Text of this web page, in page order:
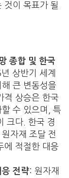
것이 목표가 될
종합 및 한국
상반기 세계
큰 변동성을
격 상승은 한국
수 있으며, 특
크다. 한국 경
자재 조달 전
에 적절한 대응
응 전략: 원자재